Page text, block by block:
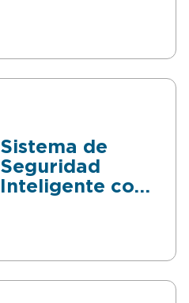
Sistema de
Seguridad
Inteligente con